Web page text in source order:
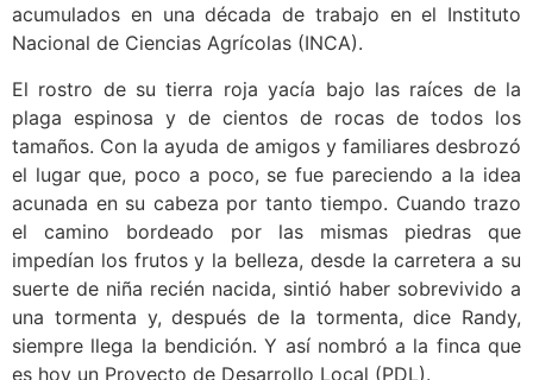
acumulados en una década de trabajo en el Instituto
Nacional de Ciencias Agrícolas (INCA).
El rostro de su tierra roja yacía bajo las raíces de la
plaga espinosa y de cientos de rocas de todos los
tamaños. Con la ayuda de amigos y familiares desbrozó
el lugar que, poco a poco, se fue pareciendo a la idea
acunada en su cabeza por tanto tiempo. Cuando trazo
el camino bordeado por las mismas piedras que
impedían los frutos y la belleza, desde la carretera a su
suerte de niña recién nacida, sintió haber sobrevivido a
una tormenta y, después de la tormenta, dice Randy,
siempre llega la bendición. Y así nombró a la finca que
es hoy un Proyecto de Desarrollo Local (PDL).